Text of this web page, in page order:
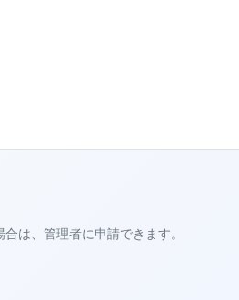
は、管理者に申請できます。